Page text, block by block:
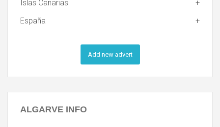
Islas Canarias
España
Add new advert
ALGARVE INFO